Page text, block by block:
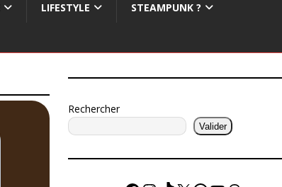
LIFESTYLE STEAMPUNK ?
Rechercher
Valider